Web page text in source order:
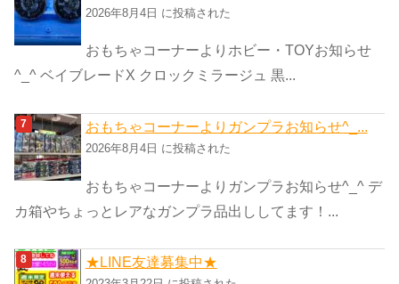
2026年8月4日 に投稿された
おもちゃコーナーよりホビー・TOYお知らせ
^_^ ベイブレードX クロックミラージュ 黒...
おもちゃコーナーよりガンプラお知らせ^_...
2026年8月4日 に投稿された
おもちゃコーナーよりガンプラお知らせ^_^ デ
カ箱やちょっとレアなガンプラ品出ししてます！...
★LINE友達募集中★